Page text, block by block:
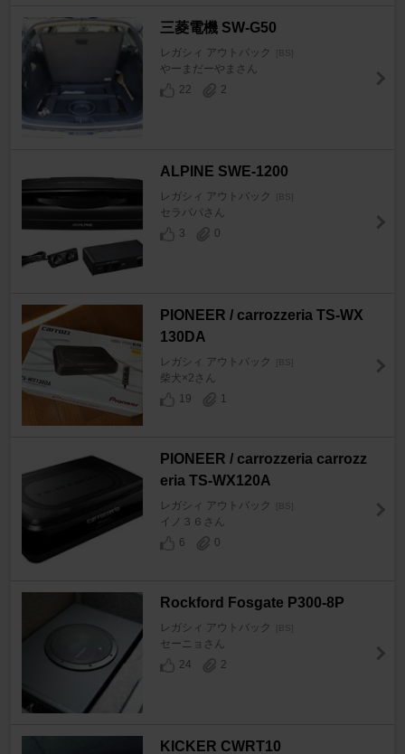
三菱電機 SW-G50
レガシィ アウトバック
やーまだーやまさん
22
2
ALPINE SWE-1200
レガシィ アウトバック
セラパパさん
3
0
PIONEER / carrozzeria TS-WX
130DA
レガシィ アウトバック
柴犬×2さん
19
1
PIONEER / carrozzeria carrozz
eria TS-WX120A
レガシィ アウトバック
イノ３６さん
6
0
Rockford Fosgate P300-8P
レガシィ アウトバック
セーニョさん
24
2
KICKER CWRT10